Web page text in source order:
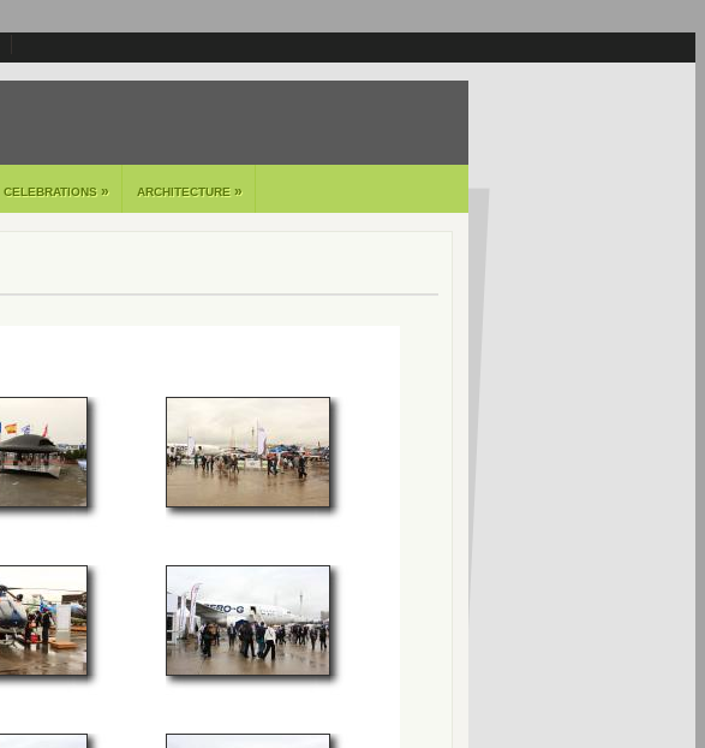
CELEBRATIONS » ARCHITECTURE »